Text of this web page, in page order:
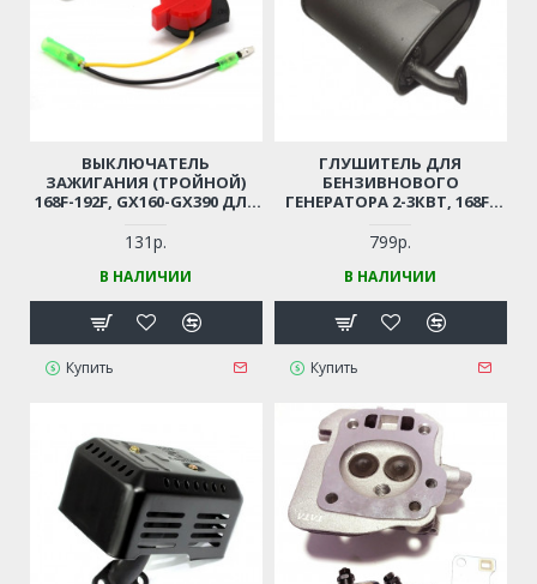
ВЫКЛЮЧАТЕЛЬ
ЗАЖИГАНИЯ (ТРОЙНОЙ)
168F-192F, GX160-GX390 ДЛЯ
/ ВИБРОПЛИТЫ И ПР.
131р.
В НАЛИЧИИ
Купить
ГЛУШИТЕЛЬ ДЛЯ
БЕНЗИВНОВОГО
ГЕНЕРАТОРА 2-3КВТ, 168F-
799р.
В НАЛИЧИИ
Купить